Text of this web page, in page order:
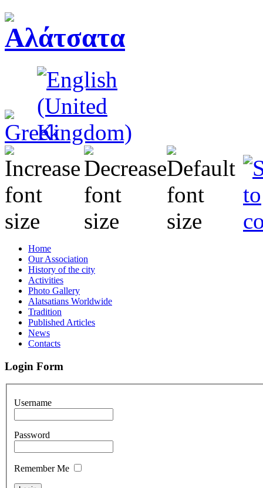
Home
Our Association
History of the city
Activities
Photo Gallery
Alatsatians Worldwide
Tradition
Published Articles
News
Contacts
Login Form
Username
Password
Remember Me